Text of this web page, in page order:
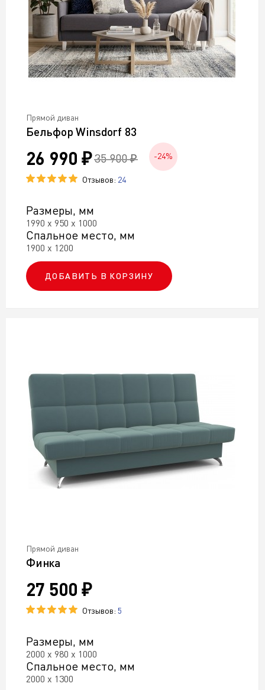
Прямой диван
Бельфор Winsdorf 83
26 990 ₽ 35 900 ₽ -24%
Отзывов: 24
Размеры, мм
1990 х 950 х 1000
Спальное место, мм
1900 х 1200
ДОБАВИТЬ В КОРЗИНУ
Прямой диван
Финка
27 500 ₽
Отзывов: 5
Размеры, мм
2000 х 980 х 1000
Спальное место, мм
2000 х 1300